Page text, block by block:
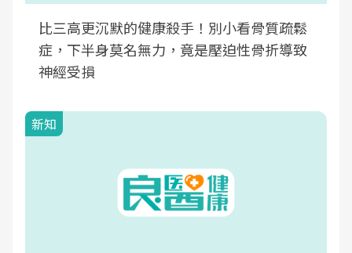
比三高更沉默的健康殺手！別小看骨質疏鬆
症，下半身莫名無力，竟是壓迫性骨折導致
神經受損
新知